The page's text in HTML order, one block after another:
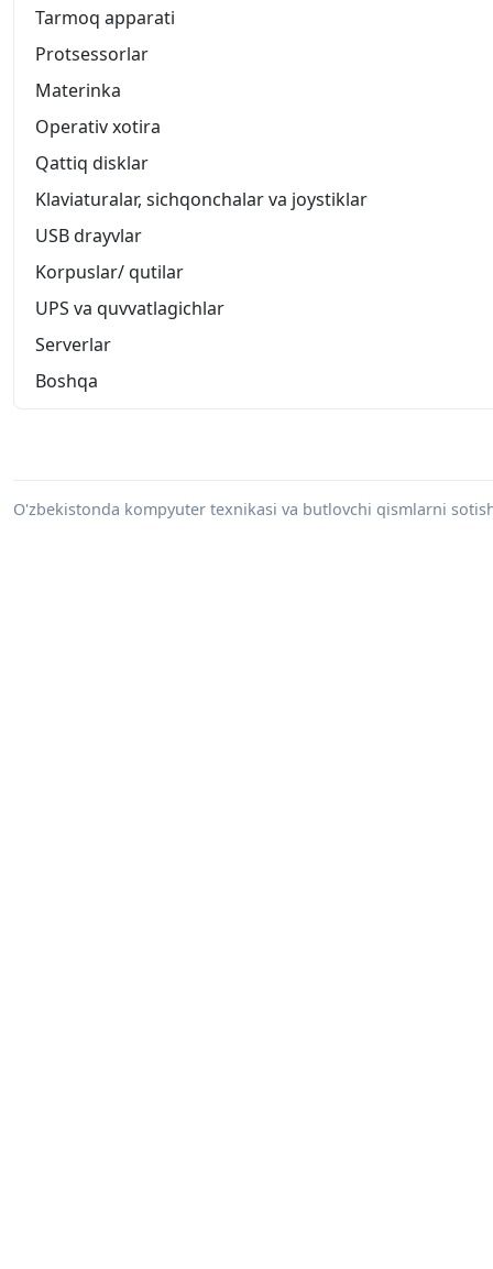
Tarmoq apparati
Protsessorlar
Materinka
Operativ xotira
Qattiq disklar
Klaviaturalar, sichqonchalar va joystiklar
USB drayvlar
Korpuslar/ qutilar
UPS va quvvatlagichlar
Serverlar
Boshqa
O'zbekistonda kompyuter texnikasi va butlovchi qismlarni